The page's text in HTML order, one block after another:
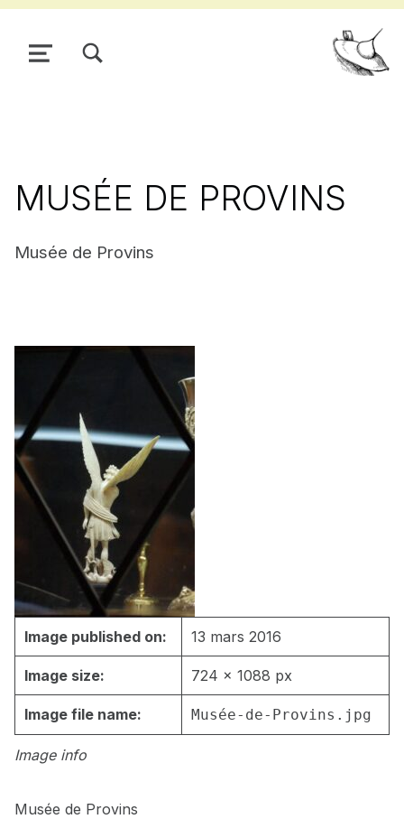
Pour
MENU
MUSÉE DE PROVINS
Musée de Provins
Image info
Image published on: 13 mars 2016
Image size: 724 × 1088 px
Image file name: Musée-de-Provins.jpg
Musée de Provins